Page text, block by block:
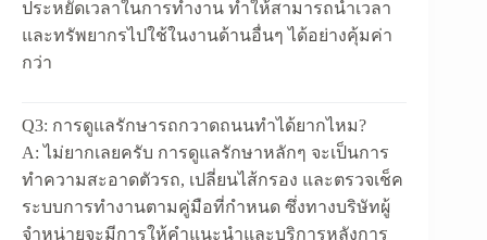
ประหยัดเวลาในการทำงาน ทำให้สามารถนำเวลา
และทรัพยากรไปใช้ในงานด้านอื่นๆ ได้อย่างคุ้มค่า
กว่า
Q3: การดูแลรักษารถกวาดถนนทำได้ยากไหม?
A: ไม่ยากเลยครับ การดูแลรักษาหลักๆ จะเป็นการ
ทำความสะอาดตัวรถ, เปลี่ยนไส้กรอง และตรวจเช็ค
ระบบการทำงานตามคู่มือที่กำหนด ซึ่งทางบริษัทผู้
จำหน่ายจะมีการให้คำแนะนำและบริการหลังการ